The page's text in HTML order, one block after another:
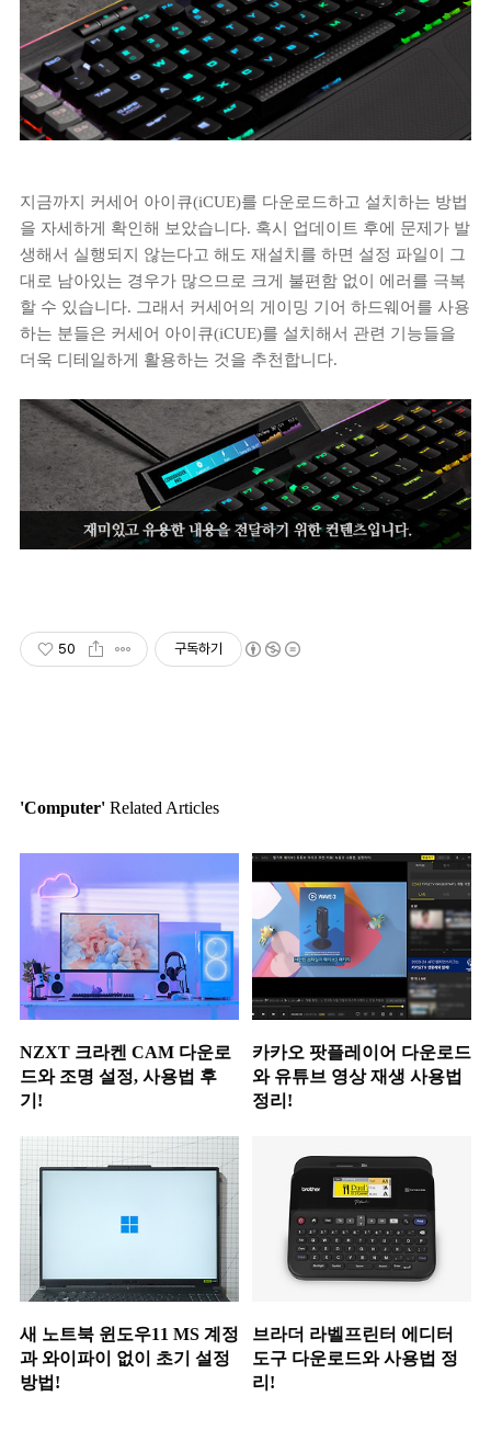
지금까지 커세어 아이큐(iCUE)를 다운로드하고 설치하는 방법
을 자세하게 확인해 보았습니다. 혹시 업데이트 후에 문제가 발
생해서 실행되지 않는다고 해도 재설치를 하면 설정 파일이 그
대로 남아있는 경우가 많으므로 크게 불편함 없이 에러를 극복
할 수 있습니다. 그래서 커세어의 게이밍 기어 하드웨어를 사용
하는 분들은 커세어 아이큐(iCUE)를 설치해서 관련 기능들을
더욱 디테일하게 활용하는 것을 추천합니다.
50 구독하기
'Computer' Related Articles
NZXT 크라켄 CAM 다운로
드와 조명 설정, 사용법 후
기!
카카오 팟플레이어 다운로드
와 유튜브 영상 재생 사용법
정리!
새 노트북 윈도우11 MS 계정
과 와이파이 없이 초기 설정
방법!
브라더 라벨프린터 에디터
도구 다운로드와 사용법 정
리!